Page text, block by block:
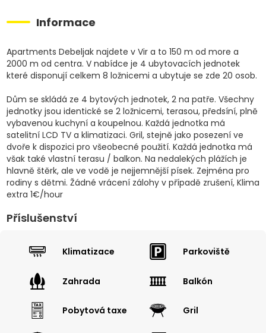
Informace
Apartments Debeljak najdete v Vir a to 150 m od more a
2000 m od centra. V nabídce je 4 ubytovacích jednotek
které disponují celkem 8 ložnicemi a ubytuje se zde 20 osob.
Dům se skládá ze 4 bytových jednotek, 2 na patře. Všechny
jednotky jsou identické se 2 ložnicemi, terasou, předsíní, plně
vybavenou kuchyní a koupelnou. Každá jednotka má
satelitní LCD TV a klimatizaci. Gril, stejně jako posezení ve
dvoře k dispozici pro všeobecné použití. Každá jednotka má
však také vlastní terasu / balkon. Na nedalekých plážích je
hlavně štěrk, ale ve vodě je nejjemnější písek. Zejména pro
rodiny s dětmi. Žádné vrácení zálohy v případě zrušení, Klima
extra 1€/hour
Příslušenství
Klimatizace Parkoviště
Zahrada Balkón
Pobytová taxe Gril